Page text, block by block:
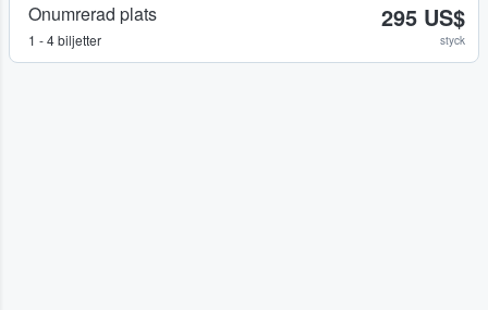
Onumrerad plats
1 - 4 biljetter
295 US$
styck